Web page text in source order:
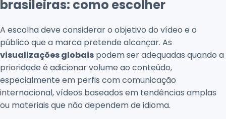
brasileiras: como escolher
A escolha deve considerar o objetivo do vídeo e o
público que a marca pretende alcançar. As
visualizações globais podem ser adequadas quando a
prioridade é adicionar volume ao conteúdo,
especialmente em perfis com comunicação
internacional, vídeos baseados em tendências amplas
ou materiais que não dependem de idioma.